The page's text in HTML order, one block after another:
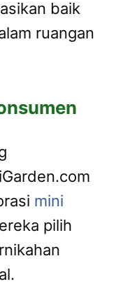
baik
ruangan
mini
pilih